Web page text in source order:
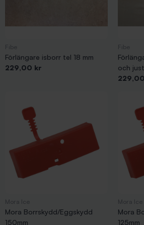
Förlängare isborr tel 18 mm
Pris
229,00 kr
och
Pris
Mora Borrskydd/Eggskydd
150mm
Mora
125mm